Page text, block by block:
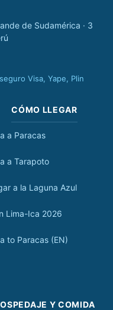
de Sudamérica · 3
Visa, Yape, Plin
CÓMO LLEGAR
a Paracas
a Tarapoto
a la Laguna Azul
Lima-Ica 2026
to Paracas (EN)
Y COMIDA